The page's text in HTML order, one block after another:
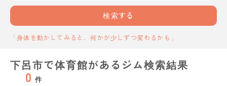
検索する
「身体を動かしてみると、何かが少しずつ変わるかも」
下呂市で体育館があるジム検索結果
0 件